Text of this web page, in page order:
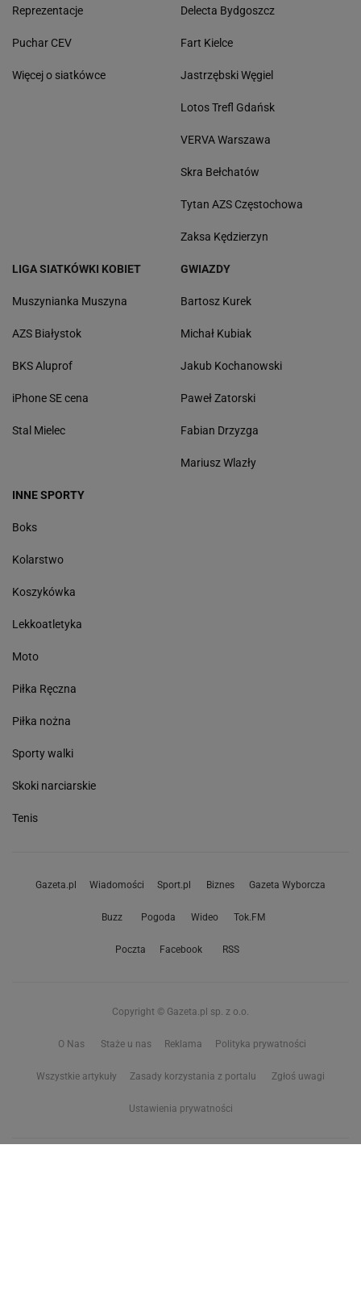
Reprezentacje
Puchar CEV
Więcej o siatkówce
Delecta Bydgoszcz
Fart Kielce
Jastrzębski Węgiel
Lotos Trefl Gdańsk
VERVA Warszawa
Skra Bełchatów
Tytan AZS Częstochowa
Zaksa Kędzierzyn
LIGA SIATKÓWKI KOBIET
Muszynianka Muszyna
AZS Białystok
BKS Aluprof
iPhone SE cena
Stal Mielec
GWIAZDY
Bartosz Kurek
Michał Kubiak
Jakub Kochanowski
Paweł Zatorski
Fabian Drzyzga
Mariusz Wlazły
INNE SPORTY
Boks
Kolarstwo
Koszykówka
Lekkoatletyka
Moto
Piłka Ręczna
Piłka nożna
Sporty walki
Skoki narciarskie
Tenis
Gazeta.pl Wiadomości Sport.pl Biznes Gazeta Wyborcza
Buzz Pogoda Wideo Tok.FM
Poczta Facebook RSS
Copyright © Gazeta.pl sp. z o.o.
O Nas Staże u nas Reklama Polityka prywatności
Wszystkie artykuły Zasady korzystania z portalu Zgłoś uwagi
Ustawienia prywatności